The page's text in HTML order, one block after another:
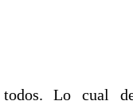
Lo cual